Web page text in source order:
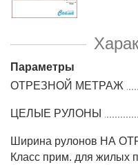
Параметры
ОТРЕЗНОЙ МЕТРАЖ
ЦЕЛЫЕ РУЛОНЫ
Ширина рулонов НА
Класс прим. для жилых